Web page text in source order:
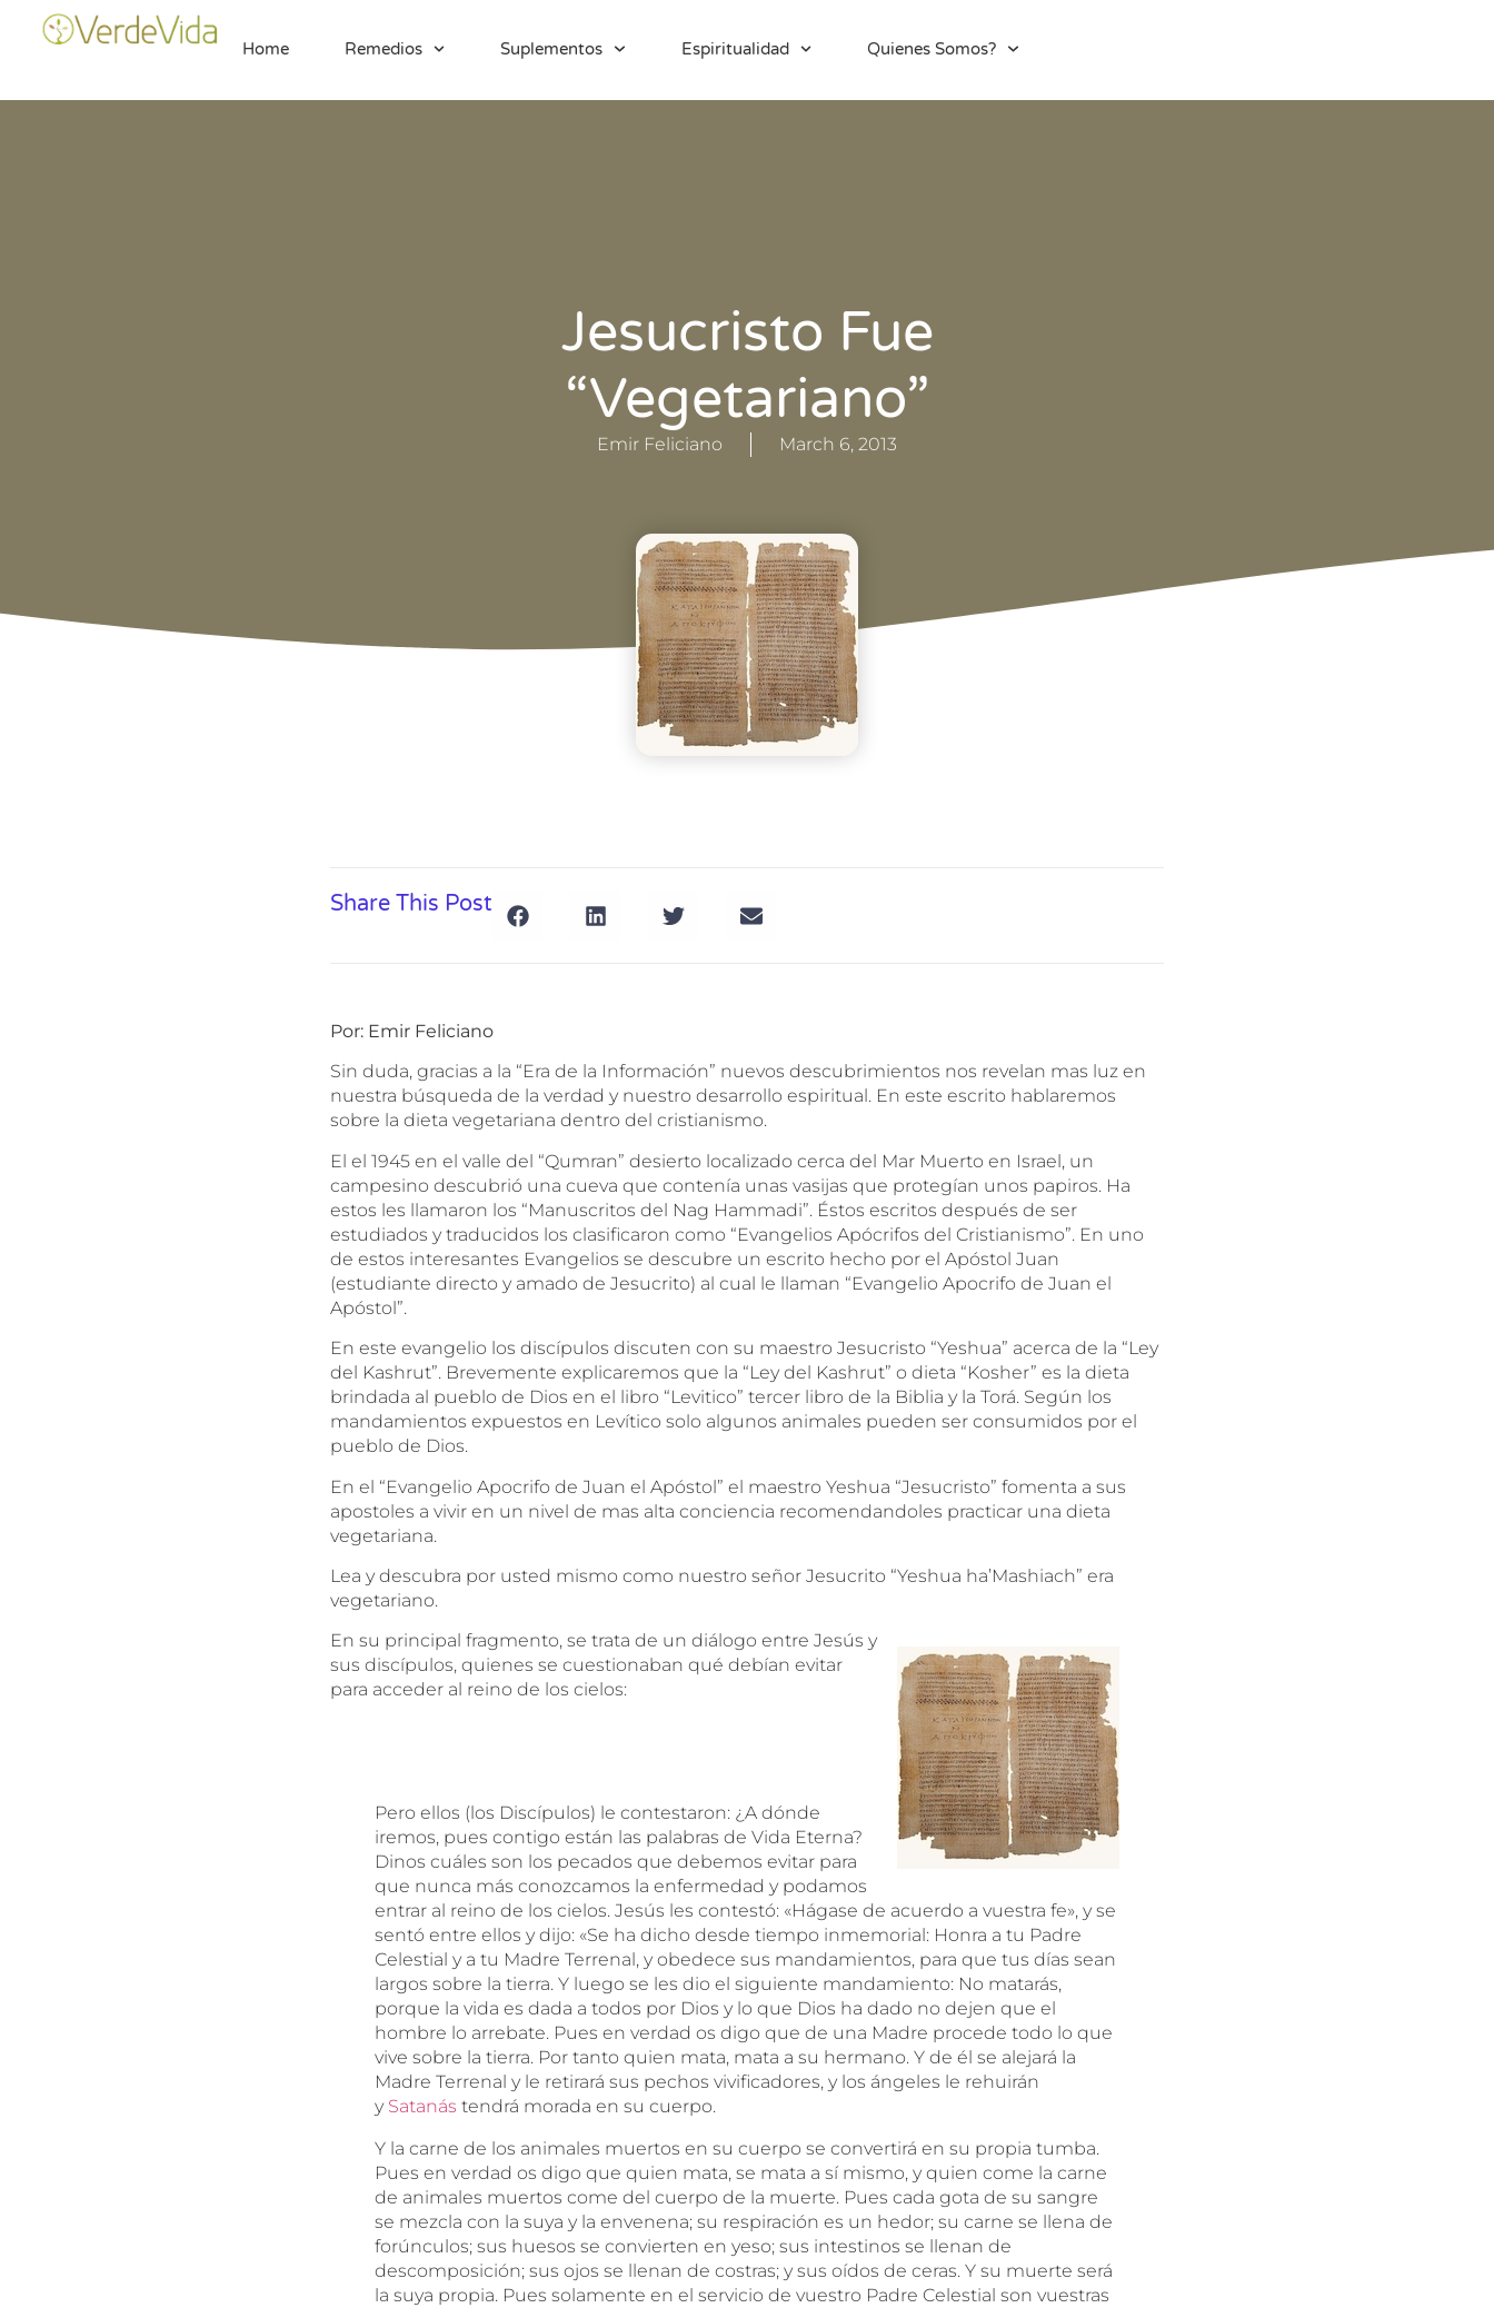
Home Remedios Suplementos Espiritualidad Quienes Somos?
Jesucristo Fue
“Vegetariano”
Emir Feliciano March 6, 2013
Share This Post
Por: Emir Feliciano
Sin duda, gracias a la “Era de la Información” nuevos descubrimientos nos revelan mas luz en
nuestra búsqueda de la verdad y nuestro desarrollo espiritual. En este escrito hablaremos
sobre la dieta vegetariana dentro del cristianismo.
El el 1945 en el valle del “Qumran” desierto localizado cerca del Mar Muerto en Israel, un
campesino descubrió una cueva que contenía unas vasijas que protegían unos papiros. Ha
estos les llamaron los “Manuscritos del Nag Hammadi”. Éstos escritos después de ser
estudiados y traducidos los clasificaron como “Evangelios Apócrifos del Cristianismo”. En uno
de estos interesantes Evangelios se descubre un escrito hecho por el Apóstol Juan
(estudiante directo y amado de Jesucrito) al cual le llaman “Evangelio Apocrifo de Juan el
Apóstol”.
En este evangelio los discípulos discuten con su maestro Jesucristo “Yeshua” acerca de la “Ley
del Kashrut”. Brevemente explicaremos que la “Ley del Kashrut” o dieta “Kosher” es la dieta
brindada al pueblo de Dios en el libro “Levitico” tercer libro de la Biblia y la Torá. Según los
mandamientos expuestos en Levítico solo algunos animales pueden ser consumidos por el
pueblo de Dios.
En el “Evangelio Apocrifo de Juan el Apóstol” el maestro Yeshua “Jesucristo” fomenta a sus
apostoles a vivir en un nivel de mas alta conciencia recomendandoles practicar una dieta
vegetariana.
Lea y descubra por usted mismo como nuestro señor Jesucrito “Yeshua ha’Mashiach” era
vegetariano.
En su principal fragmento, se trata de un diálogo entre Jesús y
sus discípulos, quienes se cuestionaban qué debían evitar
para acceder al reino de los cielos:
Pero ellos (los Discípulos) le contestaron: ¿A dónde
iremos, pues contigo están las palabras de Vida Eterna?
Dinos cuáles son los pecados que debemos evitar para
que nunca más conozcamos la enfermedad y podamos
entrar al reino de los cielos. Jesús les contestó: «Hágase de acuerdo a vuestra fe», y se
sentó entre ellos y dijo: «Se ha dicho desde tiempo inmemorial: Honra a tu Padre
Celestial y a tu Madre Terrenal, y obedece sus mandamientos, para que tus días sean
largos sobre la tierra. Y luego se les dio el siguiente mandamiento: No matarás,
porque la vida es dada a todos por Dios y lo que Dios ha dado no dejen que el
hombre lo arrebate. Pues en verdad os digo que de una Madre procede todo lo que
vive sobre la tierra. Por tanto quien mata, mata a su hermano. Y de él se alejará la
Madre Terrenal y le retirará sus pechos vivificadores, y los ángeles le rehuirán
y Satanás tendrá morada en su cuerpo.
Y la carne de los animales muertos en su cuerpo se convertirá en su propia tumba.
Pues en verdad os digo que quien mata, se mata a sí mismo, y quien come la carne
de animales muertos come del cuerpo de la muerte. Pues cada gota de su sangre
se mezcla con la suya y la envenena; su respiración es un hedor; su carne se llena de
forúnculos; sus huesos se convierten en yeso; sus intestinos se llenan de
descomposición; sus ojos se llenan de costras; y sus oídos de ceras. Y su muerte será
la suya propia. Pues solamente en el servicio de vuestro Padre Celestial son vuestras